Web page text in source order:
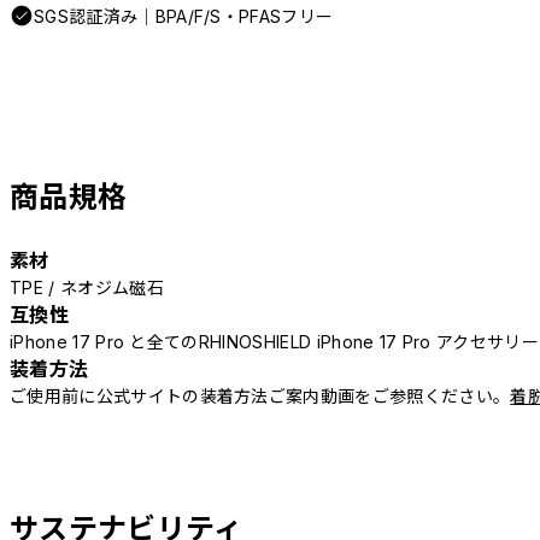
SGS認証済み｜BPA/F/S・PFASフリー
商品規格
素材
TPE / ネオジム磁石
互換性
iPhone 17 Pro と全てのRHINOSHIELD iPhone 17 Pro アクセサリ
装着方法
ご使用前に公式サイトの装着方法ご案内動画をご参照ください。着
サステナビリティ